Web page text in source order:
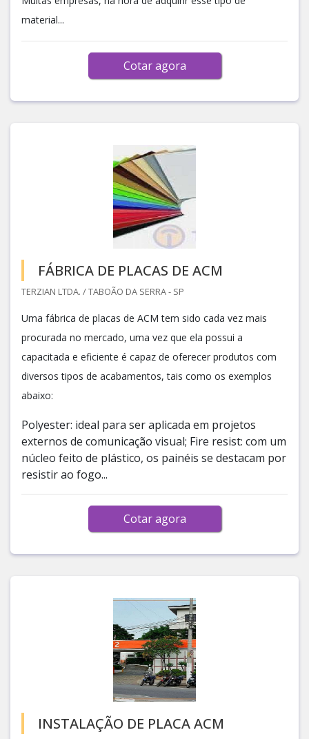
material...
Cotar agora
FÁBRICA DE PLACAS DE ACM
TERZIAN LTDA. / TABOÃO DA SERRA - SP
Uma fábrica de placas de ACM tem sido cada vez mais
procurada no mercado, uma vez que ela possui a
capacitada e eficiente é capaz de oferecer produtos com
diversos tipos de acabamentos, tais como os exemplos
abaixo:
Polyester: ideal para ser aplicada em projetos
externos de comunicação visual; Fire resist: com um
núcleo feito de plástico, os painéis se destacam por
resistir ao fogo...
Cotar agora
INSTALAÇÃO DE PLACA ACM